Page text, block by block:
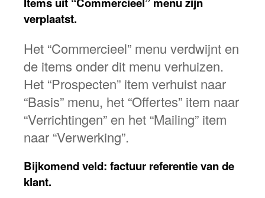
verplaatst.
Het “Commercieel” menu verdwijnt en
de items onder dit menu verhuizen.
Het “Prospecten” item verhuist naar
“Basis” menu, het “Offertes” item naar
“Verrichtingen” en het “Mailing” item
naar “Verwerking”.
Bijkomend veld: factuur referentie van de
klant.